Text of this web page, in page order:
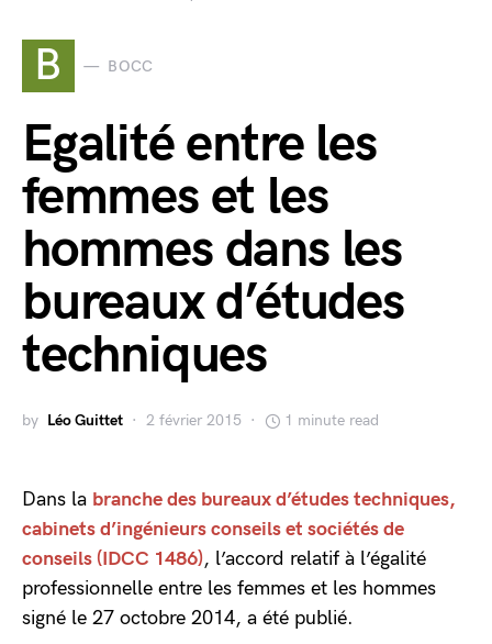
B BOCC
Egalité entre les
femmes et les
hommes dans les
bureaux d’études
techniques
by Léo Guittet 2 février 2015 1 minute read
Dans la branche des bureaux d’études techniques,
cabinets d’ingénieurs conseils et sociétés de
conseils (IDCC 1486), l’accord relatif à l’égalité
professionnelle entre les femmes et les hommes
signé le 27 octobre 2014, a été publié.